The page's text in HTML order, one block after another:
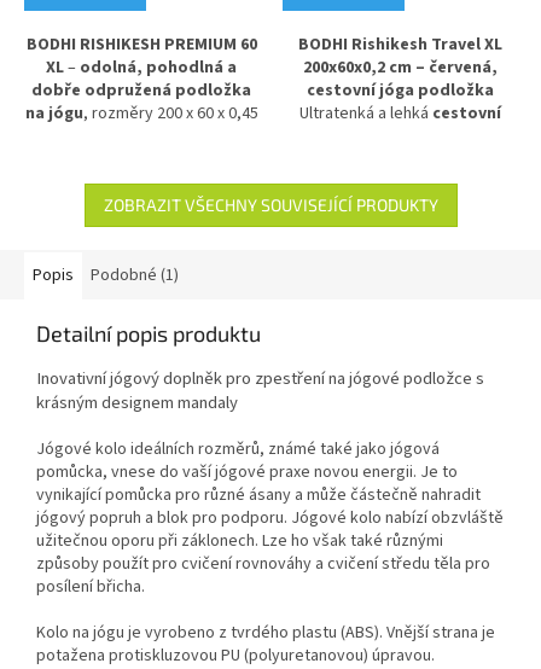
BODHI RISHIKESH PREMIUM 60
XL– odolná, pohodlná a
dobře odpružená podložka
na jógu, rozměry 200 x 60 x 0,45
od chladné podlahya stabilní
oporu při cvičení. Vyrobena z
PVC pro dlouhou životnost a
BODHI Rishikesh Travel XL
200x60x0,2 cm – červená,
cestovní jóga podložka
Ultratenká a lehká cestovní
Travelje nejtenčí verzí
oblíbené řady Rishikesh
Premium – má sílu pouze
praxi mimo domov.
ZOBRAZIT VŠECHNY SOUVISEJÍCÍ PRODUKTY
Popis Podobné (1)
Detailní popis produktu
Inovativní jógový doplněk pro zpestření na jógové podložce s
krásným designem mandaly
Jógové kolo ideálních rozměrů, známé také jako jógová
pomůcka, vnese do vaší jógové praxe novou energii. Je to
vynikající pomůcka pro různé ásany a může částečně nahradit
jógový popruh a blok pro podporu. Jógové kolo nabízí obzvláště
užitečnou oporu při záklonech. Lze ho však také různými
způsoby použít pro cvičení rovnováhy a cvičení středu těla pro
posílení břicha.
Kolo na jógu je vyrobeno z tvrdého plastu (ABS). Vnější strana je
potažena protiskluzovou PU (polyuretanovou) úpravou.